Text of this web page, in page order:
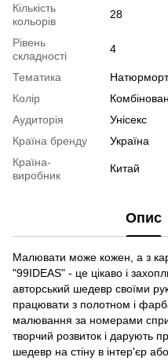
Кількість
кольорів
28
Рівень
складності
4
Тематика
Колір
Аудиторія
Унісекс
Країна бренду
Україна
Країна-
виробник
Китай
Опис
Малювати може кожен, а з
"99IDEAS" - це цікаво і
авторський шедевр своїми
працювати з полотном і
малювання за номерами
творчий розвиток і дарують
шедевр на стіну в інтер'єр